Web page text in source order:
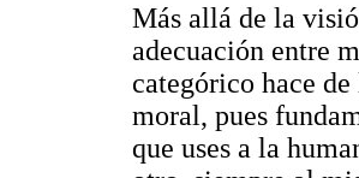
Más allá de la
adecuación entre
categórico hace
moral, pues
que uses a la